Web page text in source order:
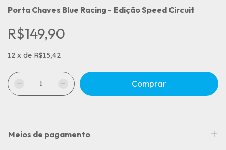
Porta Chaves Blue Racing - Edição Speed Circuit
R$149,90
12 x de R$15,42
Meios de pagamento